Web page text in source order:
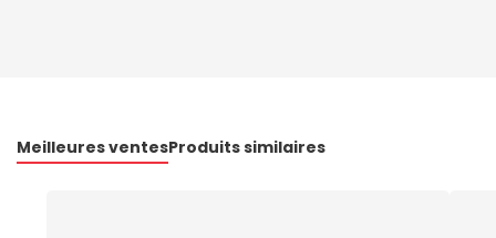
Meilleures ventesProduits similaires